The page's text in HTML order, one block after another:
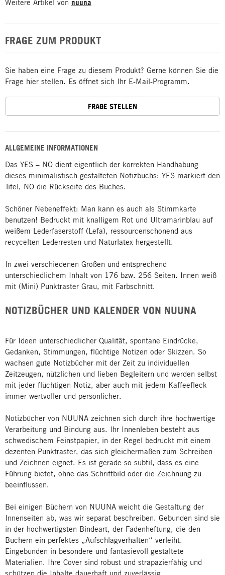
ALLGEMEINE INFORMATIONEN
Das YES – NO dient eigentlich der korrekten Handhabung
dieses minimalistisch gestalteten Notizbuchs: YES markiert den
Titel, NO die Rückseite des Buches.
Schöner Nebeneffekt: Man kann es auch als Stimmkarte
benutzen! Bedruckt mit knalligem Rot und Ultramarinblau auf
weißem Lederfaserstoff (Lefa), ressourcenschonend aus
recycelten Lederresten und Naturlatex hergestellt.
In zwei verschiedenen Größen und entsprechend
unterschiedlichem Inhalt von 176 bzw. 256 Seiten. Innen weiß
mit (Mini) Punktraster Grau, mit Farbschnitt.
NOTIZBÜCHER UND KALENDER VON NUUNA
Für Ideen unterschiedlicher Qualität, spontane Eindrücke,
Gedanken, Stimmungen, flüchtige Notizen oder Skizzen. So
wachsen gute Notizbücher mit der Zeit zu individuellen
Zeitzeugen, nützlichen und lieben Begleitern und werden selbst
mit jeder flüchtigen Notiz, aber auch mit jedem Kaffeefleck
immer wertvoller und persönlicher.
Notizbücher von NUUNA zeichnen sich durch ihre hochwertige
Verarbeitung und Bindung aus. Ihr Innenleben besteht aus
schwedischem Feinstpapier, in der Regel bedruckt mit einem
dezenten Punktraster, das sich gleichermaßen zum Schreiben
und Zeichnen eignet. Es ist gerade so subtil, dass es eine
Führung bietet, ohne das Schriftbild oder die Zeichnung zu
beeinflussen.
Bei einigen Büchern von NUUNA weicht die Gestaltung der
Innenseiten ab, was wir separat beschreiben. Gebunden sind sie
in der hochwertigsten Bindeart, der Fadenheftung, die den
Büchern ein perfektes „Aufschlagverhalten“ verleiht.
Eingebunden in besondere und fantasievoll gestaltete
Materialien. Ihre Cover sind robust und strapazierfähig und
schützen die Inhalte dauerhaft und zuverlässig.
Weitere Artikel von nuuna
FRAGE ZUM PRODUKT
Sie haben eine Frage zu diesem Produkt? Gerne können Sie die
Frage hier stellen. Es öffnet sich Ihr E-Mail-Programm.
FRAGE STELLEN